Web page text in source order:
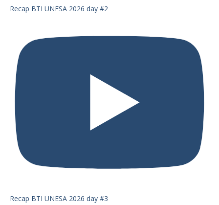
Recap BTI UNESA 2026 day #2
Recap BTI UNESA 2026 day #3